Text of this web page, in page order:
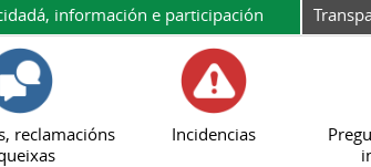
información e participación
reclamacións
Incidencias